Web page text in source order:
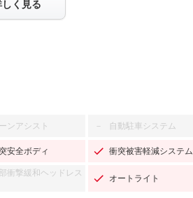
く見る
ンアシスト － 自動駐車システム
安全ボディ 衝突被害軽減システム
衝撃緩和ヘッドレス
オートライト